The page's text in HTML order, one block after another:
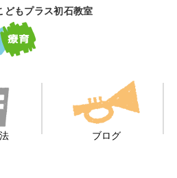
もプラス初石教室
ブログ